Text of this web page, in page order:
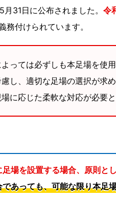
31日に公布されました。 令
務付けられています。
っては必ずしも本足場を使
し、適切な足場の選択が求
に応じた柔軟な対応が必要と
場を設置する場合、原則と
あっても、可能な限り本足